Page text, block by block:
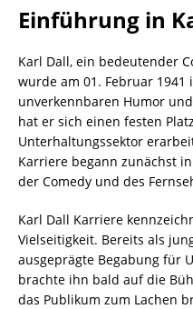
Einführung in
Karl Dall, ein bedeutender
wurde am 01. Februar
unverkennbaren Humor
hat er sich einen festen
Unterhaltungssektor
Karriere begann zunächst
der Comedy und des
Karl Dall Karriere
Vielseitigkeit. Bereits als
ausgeprägte Begabung für
brachte ihn bald auf die
das Publikum zum Lachen